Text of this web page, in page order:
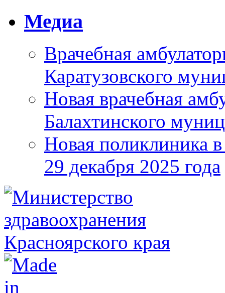
Медиа
Врачебная
Каратузовского
Новая врачебная
Балахтинского
Новая поликлиника
29 декабря 2025 года